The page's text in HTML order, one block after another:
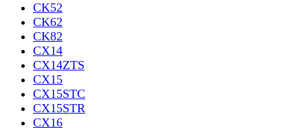
CK52
CK62
CK82
CX14
CX14ZTS
CX15
CX15STC
CX15STR
CX16